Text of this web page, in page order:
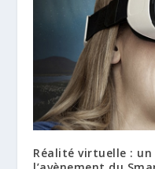
Réalité virtuelle :